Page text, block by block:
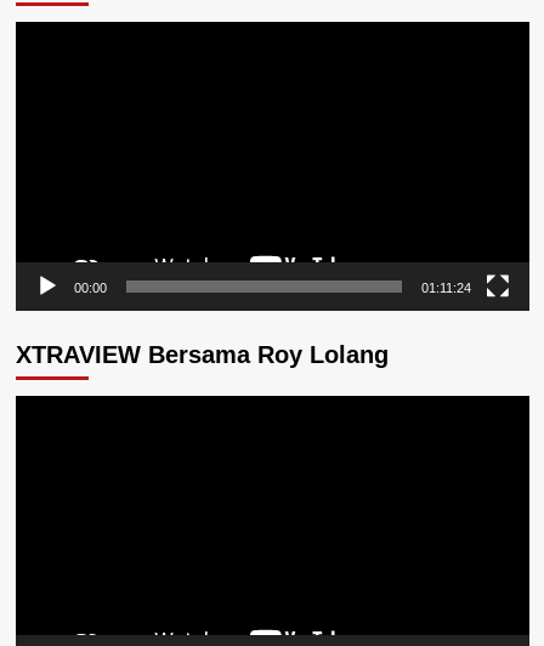
00:00 01:11:24
XTRAVIEW Bersama Roy Lolang